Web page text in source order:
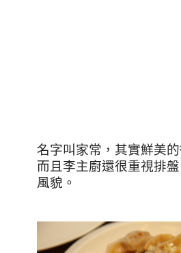
名字叫家常，其實鮮美
而且李主廚還很重視排
風貌。